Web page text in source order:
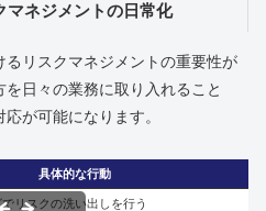
マネジメントの日常化
リスクマネジメントの重要性が
日々の業務に取り入れること
が可能になります。
具体的な行動
リスクの洗い出しを行う